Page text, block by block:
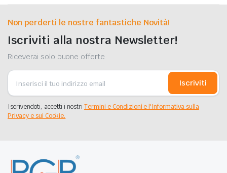
Non perderti le nostre fantastiche Novità!
Iscriviti alla nostra Newsletter!
Riceverai solo buone offerte
Iscriviti
Iscrivendoti, accetti i nostriTermini e Condizioni e l'Informativa sulla
Privacy e sui Cookie.